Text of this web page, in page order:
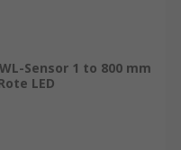
Sensor 1 to 800 mm
LED